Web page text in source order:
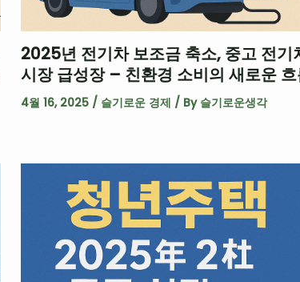
2025년 전기차 보조금 축소, 중고 전기
시장 급성장 – 친환경 소비의 새로운
4월 16, 2025 / 슬기로운 경제 / By 슬기로운생각